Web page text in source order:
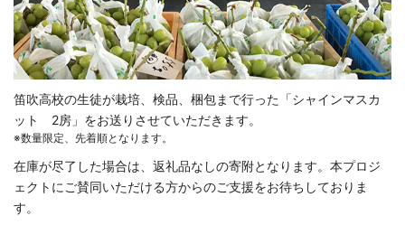
笛吹高校の生徒が栽培、検品、梱包まで行った「シャインマスカ
ット 2房」をお送りさせていただきます。
数量限定、先着順となります。
在庫が尽了した場合は、返礼品なしの寄附となります。 本プロジ
ェクトにご賛同いただける方からのご支援をお待ちしておりま
す。